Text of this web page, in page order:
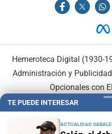
Hemeroteca Digital (1930-
Administración y Publicidad
Opcionales con
TE PUEDE INTERESAR
ACTUALIDAD